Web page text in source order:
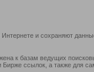
и сохраняют
к базам ведущих
ссылок, а также для